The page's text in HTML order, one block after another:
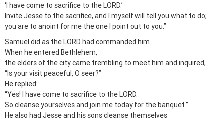
‘I have come to sacrifice to the LORD.’
Invite Jesse to the sacrifice, and I myself will tell you what to do;
you are to anoint for me the one I point out to you.”
Samuel did as the LORD had commanded him.
When he entered Bethlehem,
the elders of the city came trembling to meet him and inquired,
“Is your visit peaceful, O seer?”
He replied:
“Yes! I have come to sacrifice to the LORD.
So cleanse yourselves and join me today for the banquet.”
He also had Jesse and his sons cleanse themselves